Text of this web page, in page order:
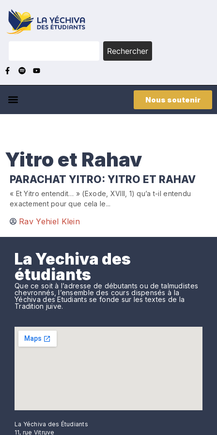
Rechercher
Nous soutenir
Yitro et Rahav
PARACHAT YITRO: YITRO ET RAHAV
« Et Yitro entendit… » (Exode, XVIII, 1) qu’a t-il entendu
exactement pour que cela le...
Rav Yehiel Klein
La Yechiva des
étudiants
Que ce soit à l’adresse de débutants ou de talmudistes
chevronnés, l’ensemble des cours dispensés à la
Yéchiva des Etudiants se fonde sur les textes de la
Tradition juive.
La Yéchiva des Étudiants
11, rue Vitruve